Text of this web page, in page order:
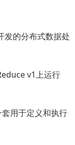
的分布式数据处
v1上运行
用于定义和执行